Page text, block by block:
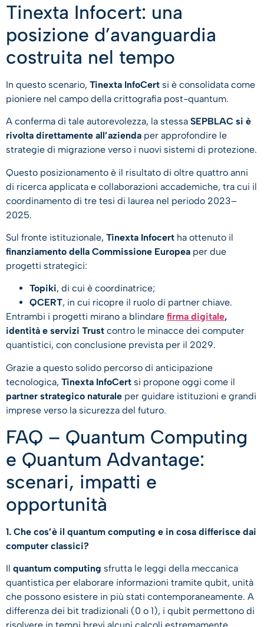
Tinexta Infocert: una
posizione d’avanguardia
costruita nel tempo
In questo scenario, Tinexta InfoCert si è consolidata come
pioniere nel campo della crittografia post-quantum.
A conferma di tale autorevolezza, la stessa SEPBLAC si è
rivolta direttamente all’azienda per approfondire le
strategie di migrazione verso i nuovi sistemi di protezione.
Questo posizionamento è il risultato di oltre quattro anni
di ricerca applicata e collaborazioni accademiche, tra cui il
coordinamento di tre tesi di laurea nel periodo 2023–
2025.
Sul fronte istituzionale, Tinexta Infocert ha ottenuto il
finanziamento della Commissione Europea per due
progetti strategici:
Topiki, di cui è coordinatrice;
QCERT, in cui ricopre il ruolo di partner chiave.
​Entrambi i progetti mirano a blindare firma digitale,
identità e servizi Trust contro le minacce dei computer
quantistici, con conclusione prevista per il 2029.
Grazie a questo solido percorso di anticipazione
tecnologica, Tinexta InfoCert si propone oggi come il
partner strategico naturale per guidare istituzioni e grandi
imprese verso la sicurezza del futuro.
FAQ – Quantum Computing
e Quantum Advantage:
scenari, impatti e
opportunità
1. Che cos’è il quantum computing e in cosa differisce dai
computer classici?
Il quantum computing sfrutta le leggi della meccanica
quantistica per elaborare informazioni tramite qubit, unità
che possono esistere in più stati contemporaneamente. A
differenza dei bit tradizionali (0 o 1), i qubit permettono di